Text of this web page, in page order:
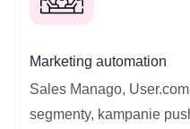
Marketing automation
Sales Manago,
segmenty, kampanie